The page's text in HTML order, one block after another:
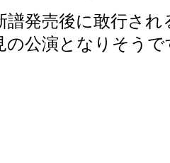
譜発売後に敢行され
の公演となりそうで